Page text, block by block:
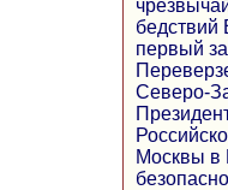
бедствий
первый
Северо-
Москвы в